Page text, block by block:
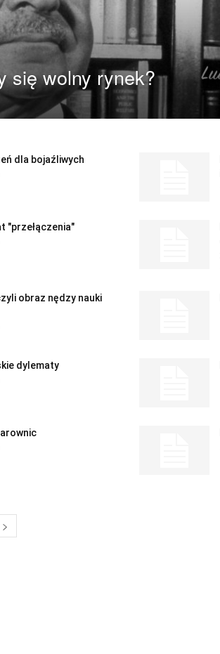
się wolny rynek?
dla bojaźliwych
"przełączenia"
obraz nędzy nauki
dylematy